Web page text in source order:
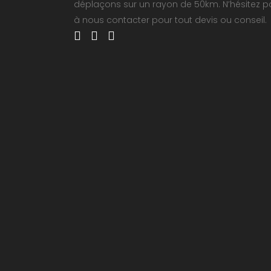
déplaçons sur un rayon de 50km. N’hésitez
à nous contacter pour tout devis ou conseil.